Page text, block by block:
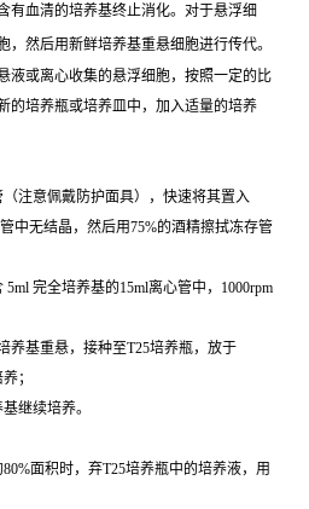
有血清的培养基终止消化。对于悬浮细
，然后用新鲜培养基重悬细胞进行传代。
液或离心收集的悬浮细胞，按照一定的比
的培养瓶或培养皿中，加入适量的培养
注意佩戴防护面具），快速将其置入
中无结晶，然后用75%的酒精擦拭冻存管
完全培养基的15ml离心管中，1000rpm
养基重悬，接种至T25培养瓶，放于
；
继续培养。
面积时，弃T25培养瓶中的培养液，用